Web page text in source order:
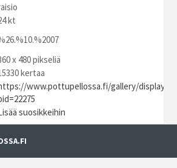
kt
x 480 pikseliä
kertaa
www.pottupellossa.fi/gallery/
suosikkeihin